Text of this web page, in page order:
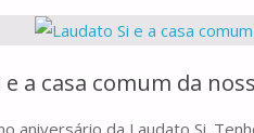
a casa comum da